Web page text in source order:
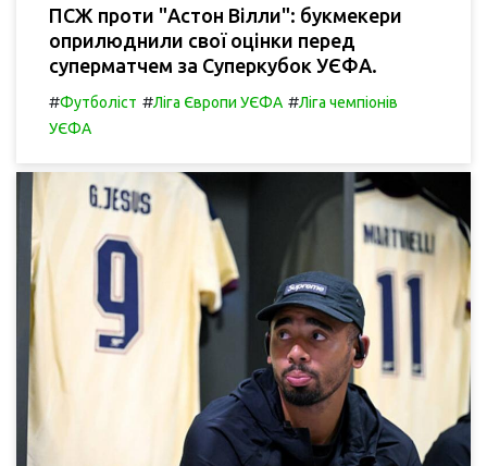
ПСЖ проти "Астон Вілли": букмекери
оприлюднили свої оцінки перед
суперматчем за Суперкубок УЄФА.
#Футболіст #Ліга Європи УЄФА #Ліга чемпіонів
УЄФА